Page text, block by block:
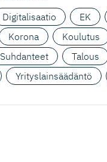
Digitalisaatio EK
Korona Koulutus
Suhdanteet Talous
Yrityslainsäädäntö